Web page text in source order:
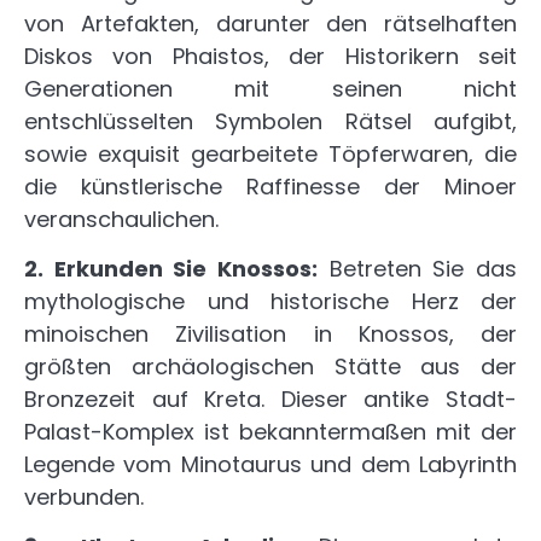
von Artefakten, darunter den rätselhaften
Diskos von Phaistos, der Historikern seit
Generationen mit seinen nicht
entschlüsselten Symbolen Rätsel aufgibt,
sowie exquisit gearbeitete Töpferwaren, die
die künstlerische Raffinesse der Minoer
veranschaulichen.
2. Erkunden Sie Knossos: Betreten Sie das
mythologische und historische Herz der
minoischen Zivilisation in Knossos, der
größten archäologischen Stätte aus der
Bronzezeit auf Kreta. Dieser antike Stadt-
Palast-Komplex ist bekanntermaßen mit der
Legende vom Minotaurus und dem Labyrinth
verbunden.